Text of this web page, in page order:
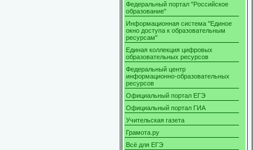
Федеральный портал "Российское
образование"
Информационная система "Единое
окно доступа к образовательным
ресурсам"
Единая коллекция цифровых
образовательных ресурсов
Федеральный центр
информационно-образовательных
ресурсов
Официальный портал ЕГЭ
Официальный портал ГИА
Учительская газета
Грамота.ру
Всё для ЕГЭ